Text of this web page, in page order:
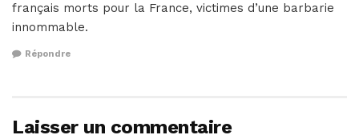
français morts pour la France, victimes d’une barbarie
innommable.
Répondre
Laisser un commentaire